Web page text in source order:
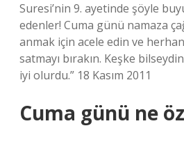
Suresi’nin 9. ayetinde şöyle
edenler! Cuma günü namaza
anmak için acele edin ve
satmayı bırakın. Keşke
iyi olurdu.” 18 Kasım 2011
Cuma günü ne